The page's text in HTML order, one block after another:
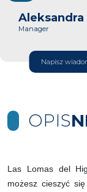
Aleksandra
Manager
Napisz
OPIS
Las Lomas del
możesz cieszyć